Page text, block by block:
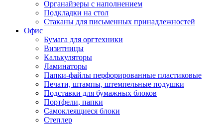
Органайзеры с наполнением
Подкладки на стол
Стаканы для письменных принадлежностей
Офис
Бумага для оргтехники
Визитницы
Калькуляторы
Ламинаторы
Папки-файлы перфорированные пластиковые
Печати, штампы, штемпельные подушки
Подставки для бумажных блоков
Портфели, папки
Самоклеящиеся блоки
Степлер